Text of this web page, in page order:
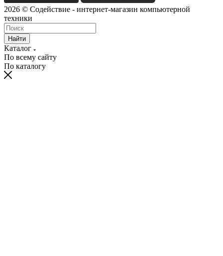
2026 © Содействие - интернет-магазин компьютерной
техники
Найти
Каталог
По всему сайту
По каталогу